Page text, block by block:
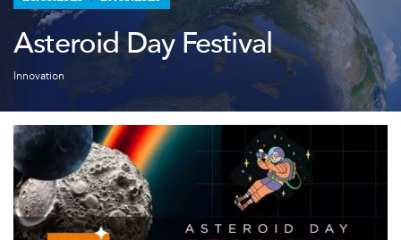
Asteroid Day Festival
Innovation